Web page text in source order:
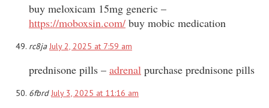
buy meloxicam 15mg generic –
https://moboxsin.com/ buy mobic medication
rc8jaJuly 2, 2025 at 7:59 am
prednisone pills – adrenal purchase prednisone pills
6fbrdJuly 3, 2025 at 11:16 am